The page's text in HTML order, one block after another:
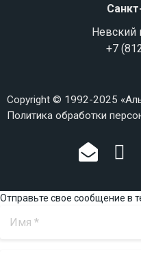
Невский
+7
Copyright © 1992-2025
Политика обработки
Отправьте свое сообщение в